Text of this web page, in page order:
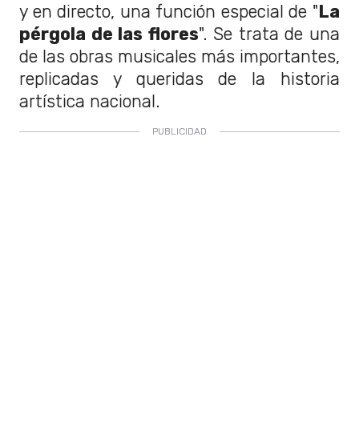
y en directo, una función especial de "La
pérgola de las flores". Se trata de una
de las obras musicales más importantes,
replicadas y queridas de la historia
artística nacional.